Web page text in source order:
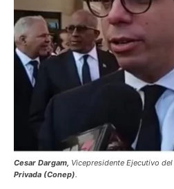
Cesar Dargam, Vicepresidente Ejecutivo del
Privada (Conep).